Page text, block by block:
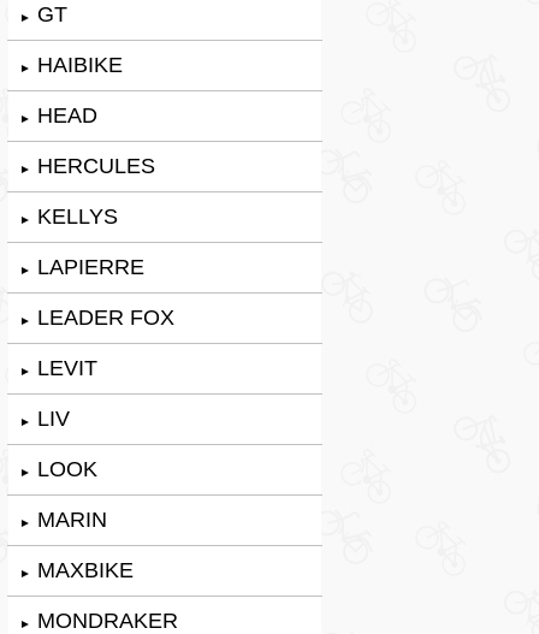
► GT
► HAIBIKE
► HEAD
► HERCULES
► KELLYS
► LAPIERRE
► LEADER FOX
► LEVIT
► LIV
► LOOK
► MARIN
► MAXBIKE
► MONDRAKER